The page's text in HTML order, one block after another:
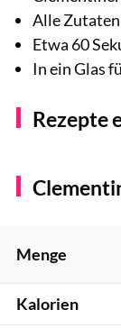
Alle
Etwa 60
In ein Glas
Rezepte
Menge
Kalorien